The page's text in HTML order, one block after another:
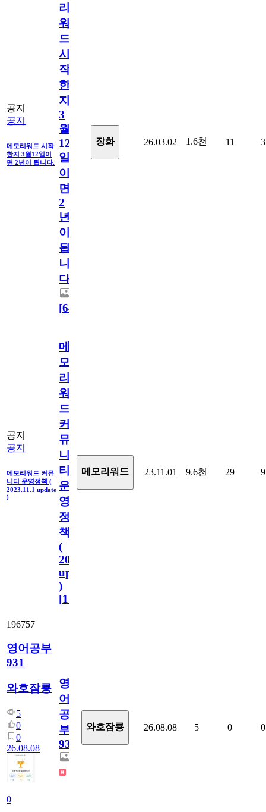
공지
공지
메모리워드 시작
한지 3월12일이
면 2년이 됩니다.
리
워
드
시
작
한
지
3
월
12
일
이
면
2
년
이
됩
니
다.
[64
장화 26.03.02 1.6천 11 3
공지
공지
메모리워드 커뮤
니티 운영정책 (
2023.11.1 update
)
메
모
리
워
드
커
뮤
니
티
운
영
정
책
(
2023.11.1
update
)
[110
메모리워드 23.11.01 9.6천 29 9
196757
영어공부
931
와호잠룡
5
0
0
26.08.08
0
영
어
공
부
931
와호잠룡 26.08.08 5 0 0